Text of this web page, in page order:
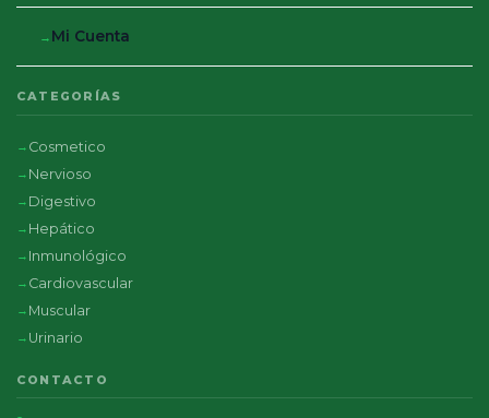
Mi Cuenta
CATEGORÍAS
Cosmetico
Nervioso
Digestivo
Hepático
Inmunológico
Cardiovascular
Muscular
Urinario
CONTACTO